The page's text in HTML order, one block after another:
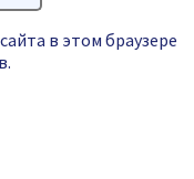
в этом браузере